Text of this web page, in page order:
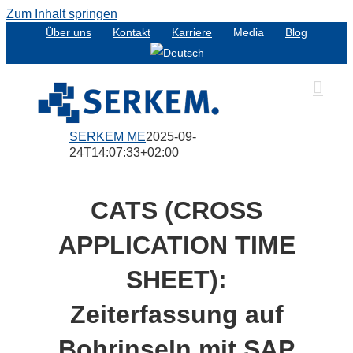
Zum Inhalt springen
Über uns Kontakt Karriere Media Blog
SERKEM ME2025-09-
24T14:07:33+02:00
CATS (CROSS
APPLICATION TIME
SHEET):
Zeiterfassung auf